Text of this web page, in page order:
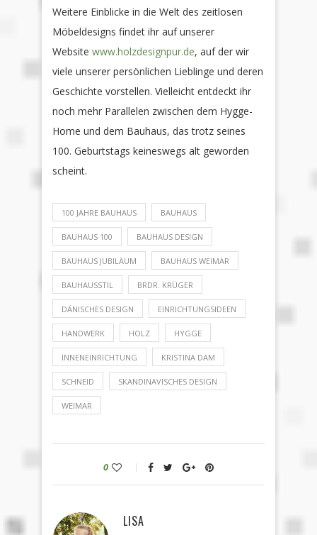
Weitere Einblicke in die Welt des zeitlosen
Möbeldesigns findet ihr auf unserer
Website www.holzdesignpur.de, auf der wir
viele unserer persönlichen Lieblinge und deren
Geschichte vorstellen. Vielleicht entdeckt ihr
noch mehr Parallelen zwischen dem Hygge-
Home und dem Bauhaus, das trotz seines
100. Geburtstags keineswegs alt geworden
scheint.
100 JAHRE BAUHAUS BAUHAUS
BAUHAUS 100 BAUHAUS DESIGN
BAUHAUS JUBILÄUM BAUHAUS WEIMAR
BAUHAUSSTIL BRDR. KRÜGER
DÄNISCHES DESIGN EINRICHTUNGSIDEEN
HANDWERK HOLZ HYGGE
INNENEINRICHTUNG KRISTINA DAM
SCHNEID SKANDINAVISCHES DESIGN
WEIMAR
0
LISA